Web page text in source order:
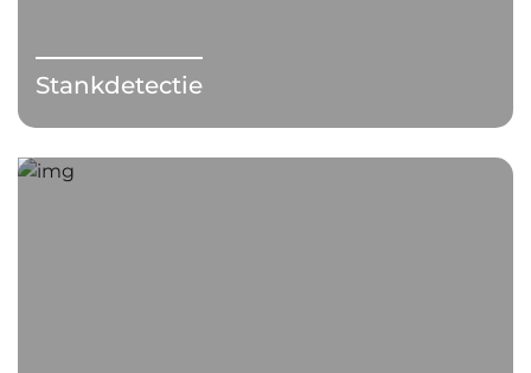
Stankdetectie